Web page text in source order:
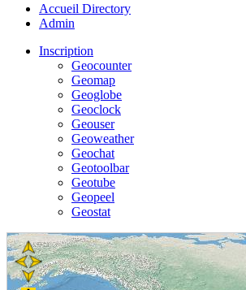
Accueil Directory
Admin
Inscription
Geocounter
Geomap
Geoglobe
Geoclock
Geouser
Geoweather
Geochat
Geotoolbar
Geotube
Geopeel
Geostat